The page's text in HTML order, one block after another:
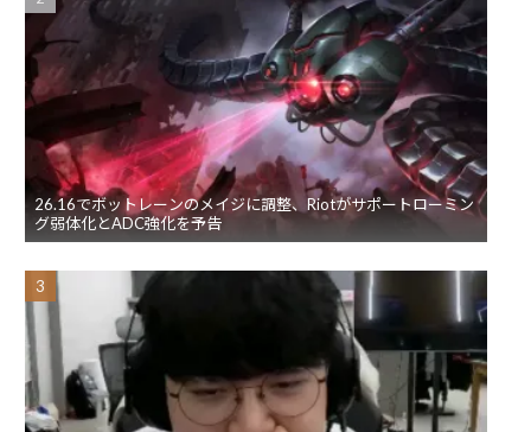
26.16でボットレーンのメイジに調整、Riotがサポートローミン
グ弱体化とADC強化を予告